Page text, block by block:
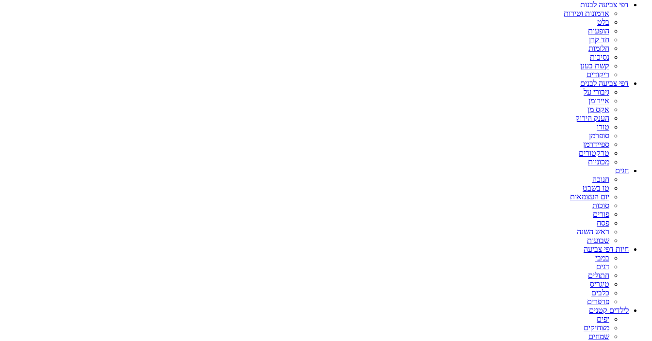
דפי צביעה לבנות
ארמונות וטירות
בלט
הופעות
חד קרן
חלומות
נסיכות
קשת בענן
ריקודים
דפי צביעה לבנים
גיבורי על
איירומן
אקס מן
הענק הירוק
טורו
סופרמן
ספיידרמן
טרקטורים
מכוניות
חגים
חנוכה
טו בשבט
יום העצמאות
סוכות
פורים
פסח
ראש השנה
שבועות
חיות דפי צביעה
במבי
דגים
חתולים
טיגריס
כלבים
פרפרים
לילדים קטנים
יפים
מצחיקים
שמחים